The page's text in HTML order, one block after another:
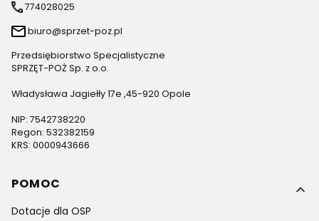
774028025
biuro@sprzet-poz.pl
Przedsiębiorstwo Specjalistyczne
SPRZĘT-POŻ Sp. z o.o.
Władysława Jagiełły 17e ,45-920 Opole
NIP: 7542738220
Regon: 532382159
KRS: 0000943666
Linki w stopce
POMOC
Dotacje dla OSP